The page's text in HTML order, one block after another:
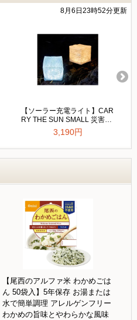
【尾西のアルファ米 わかめごは
ん 50袋入】5年保存 お湯または
水で簡単調理 アレルゲンフリー
わかめの旨味とやわらかな風味